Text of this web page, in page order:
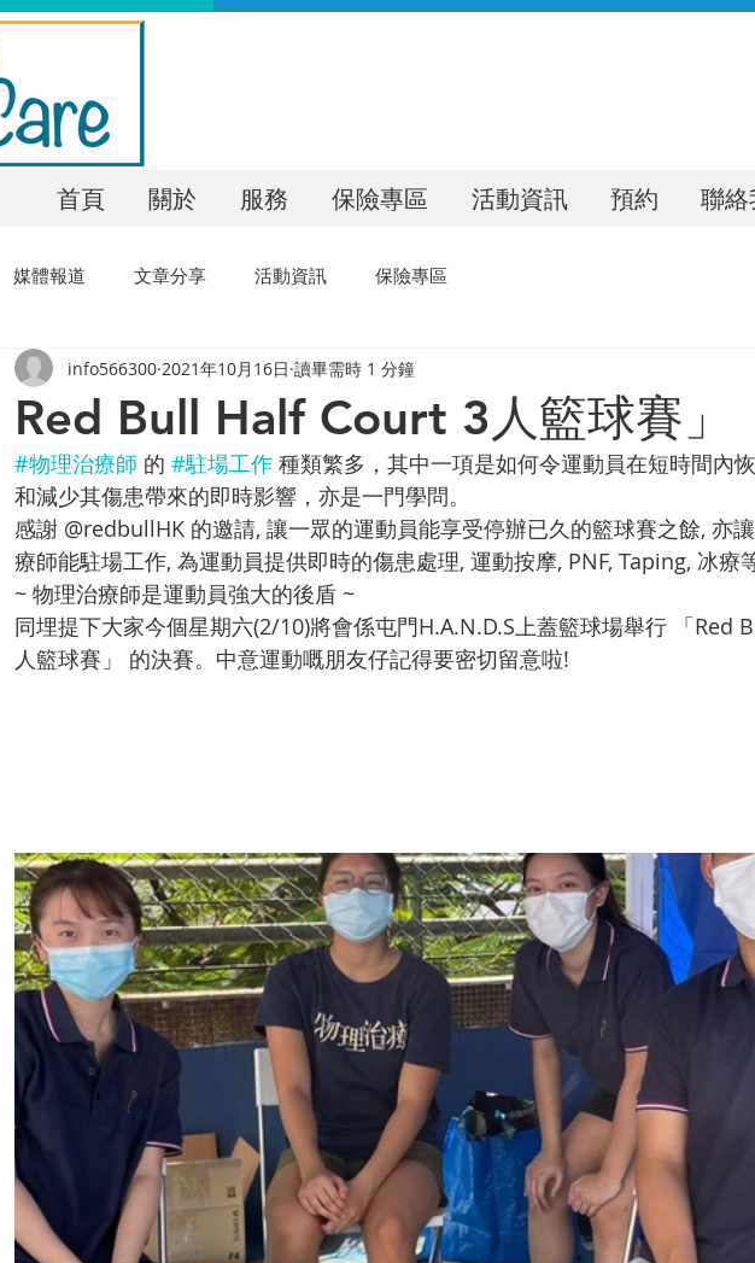
首頁 關於 服務 保險專區 活動資訊 預約 聯
媒體報道 文章分享 活動資訊 保險專區
Red Bull Half Court 3人籃球賽」
info566300 2021年10月16日 讀畢需時 1 分鐘
#物理治療師 的 #駐場工作 種類繁多，其中一項是如何令運動員在短時間內
和減少其傷患帶來的即時影響，亦是一門學問。
感謝 @redbullHK 的邀請, 讓一眾的運動員能享受停辦已久的籃球賽之餘, 亦
療師能駐場工作, 為運動員提供即時的傷患處理, 運動按摩, PNF, Taping, 冰療
~ 物理治療師是運動員強大的後盾 ~
同埋提下大家今個星期六(2/10)將會係屯門H.A.N.D.S上蓋籃球場舉行 「Red
人籃球賽」 的決賽。中意運動嘅朋友仔記得要密切留意啦!